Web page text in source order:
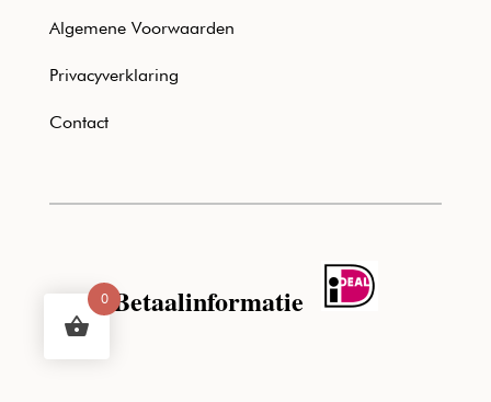
Algemene Voorwaarden
Privacyverklaring
Contact
Betaalinformatie
0